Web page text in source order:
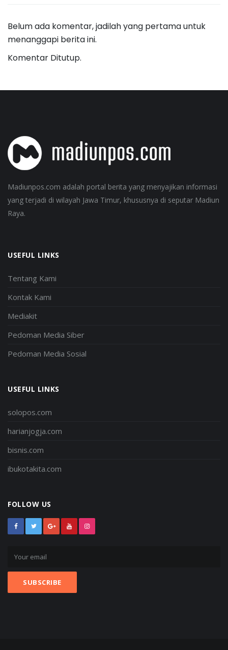
Belum ada komentar, jadilah yang pertama untuk
menanggapi berita ini.
Komentar Ditutup.
Madiunpos.com adalah portal berita yang menyajikan informasi
yang terjadi di wilayah Jawa Timur, khususnya di seputar Madiun
Raya.
USEFUL LINKS
Tentang Kami
Kontak Kami
Mediakit
Pedoman Media Siber
Pedoman Media Sosial
USEFUL LINKS
solopos.com
harianjogja.com
bisnis.com
ibukotakita.com
FOLLOW US